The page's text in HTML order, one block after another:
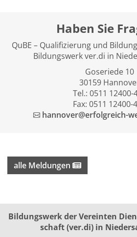
Haben Sie
QuBE – Qualifizierung und
Bildungswerk ver.di in
Goseriede 10
30159
Tel.: 0511 12400-
Fax: 0511 12400-
hannover@erfolgreich-
alle Meldungen
Bildungswerk der Vereinten
schaft (ver.di) in